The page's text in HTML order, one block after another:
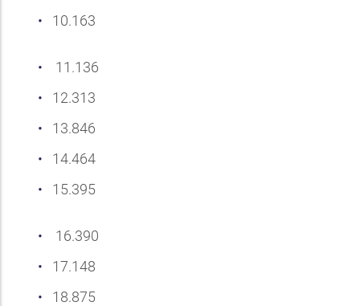
10.163
11.136
12.313
13.846
14.464
15.395
16.390
17.148
18.875